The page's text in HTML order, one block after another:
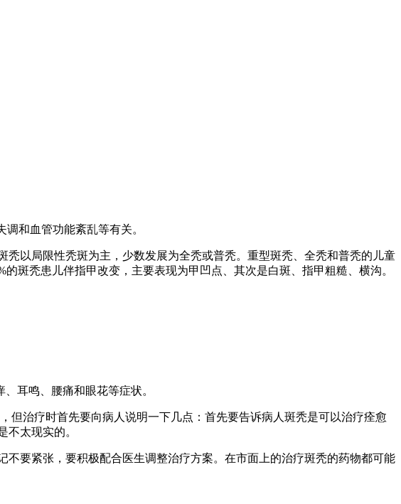
和血管功能紊乱等有关。
以局限性秃斑为主，少数发展为全秃或普秃。重型斑秃、全秃和普秃的儿童
斑秃患儿伴指甲改变，主要表现为甲凹点、其次是白斑、指甲粗糙、横沟。
耳鸣、腰痛和眼花等症状。
治疗时首先要向病人说明一下几点：首先要告诉病人斑秃是可以治疗痊愈
太现实的。
要紧张，要积极配合医生调整治疗方案。在市面上的治疗斑秃的药物都可能